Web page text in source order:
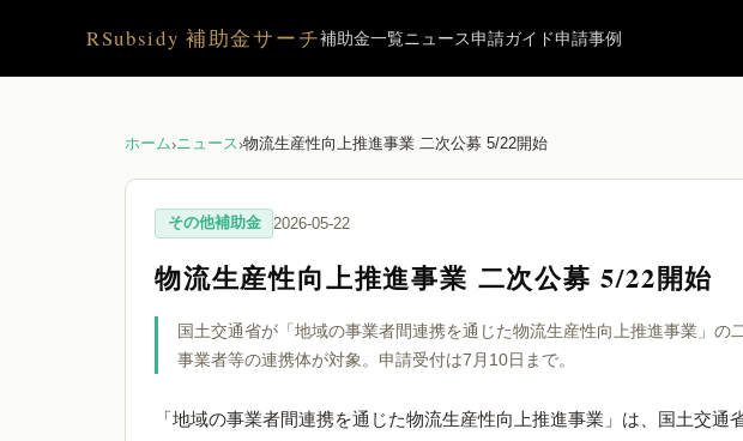
RSubsidy 補助金サーチ補助金一覧ニュース申請ガイド申請事例
ホーム›ニュース›物流生産性向上推進事業 二次公募 5/22開始
その他補助金 2026-05-22
物流生産性向上推進事業 二次公募 5/22開始
国土交通省が「地域の事業者間連携を通じた物流生産性向上推進事業」
事業者等の連携体が対象。申請受付は7月10日まで。
「地域の事業者間連携を通じた物流生産性向上推進事業」は、国土交